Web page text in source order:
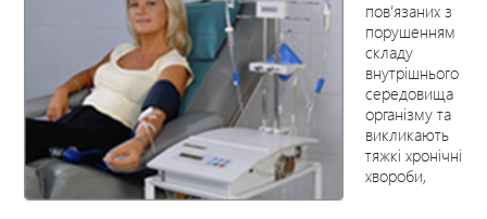
пов’язаних з
порушенням
складу
внутрішнього
середовища
організму та
викликають
тяжкі хронічні
хвороби,